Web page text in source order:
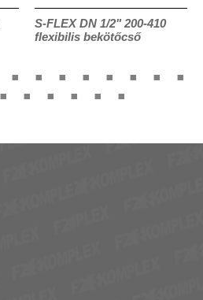
S-FLEX DN 1/2" 200-410
flexibilis bekötőcső